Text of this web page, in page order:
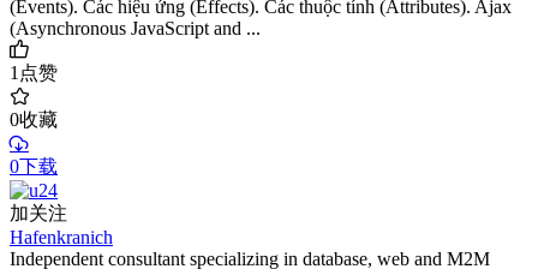
(Events). Các hiệu ứng (Effects). Các thuộc tính (Attributes). Ajax
(Asynchronous JavaScript and ...
1点赞
0收藏
0下载
加关注
Hafenkranich
Independent consultant specializing in database, web and M2M